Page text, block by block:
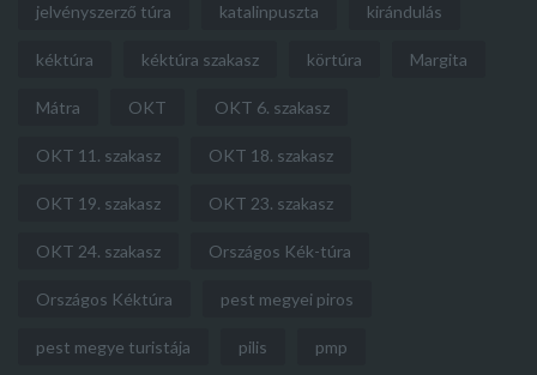
jelvényszerző túra katalinpuszta kirándulás
kéktúra kéktúra szakasz körtúra Margita
Mátra OKT OKT 6. szakasz
OKT 11. szakasz OKT 18. szakasz
OKT 19. szakasz OKT 23. szakasz
OKT 24. szakasz Országos Kék-túra
Országos Kéktúra pest megyei piros
pest megye turistája pilis pmp